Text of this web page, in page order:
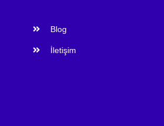
Blog
İletişim